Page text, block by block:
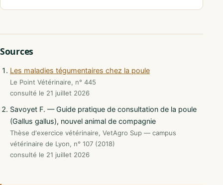
Sources
Les maladies tégumentaires chez la poule
Le Point Vétérinaire, n° 445
consulté le 21 juillet 2026
Savoyet F. — Guide pratique de consultation de la poule
(Gallus gallus), nouvel animal de compagnie
Thèse d'exercice vétérinaire, VetAgro Sup — campus
vétérinaire de Lyon, n° 107 (2018)
consulté le 21 juillet 2026